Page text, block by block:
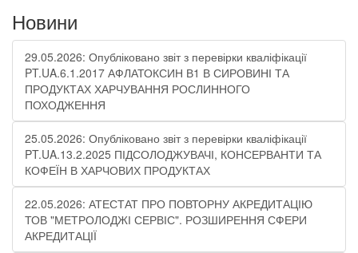
Новини
29.05.2026: Опубліковано звіт з перевірки кваліфікації
PT.UA.6.1.2017 АФЛАТОКСИН В1 В СИРОВИНІ ТА
ПРОДУКТАХ ХАРЧУВАННЯ РОСЛИННОГО
ПОХОДЖЕННЯ
25.05.2026: Опубліковано звіт з перевірки кваліфікації
PT.UA.13.2.2025 ПІДСОЛОДЖУВАЧІ, КОНСЕРВАНТИ ТА
КОФЕЇН В ХАРЧОВИХ ПРОДУКТАХ
22.05.2026: АТЕСТАТ ПРО ПОВТОРНУ АКРЕДИТАЦІЮ
ТОВ "МЕТРОЛОДЖІ СЕРВІС". РОЗШИРЕННЯ СФЕРИ
АКРЕДИТАЦІЇ